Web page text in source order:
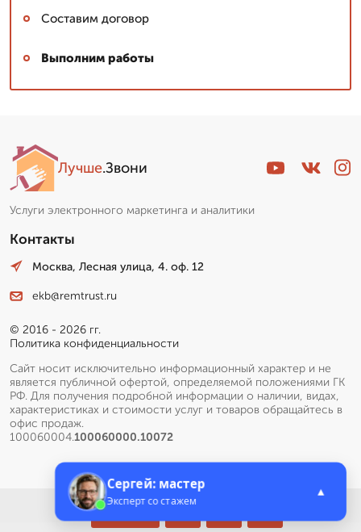
Составим договор
Выполним работы
Лучше.Звони
Услуги электронного маркетинга и аналитики
Контакты
Москва, Лесная улица, 4. оф. 12
ekb@remtrust.ru
© 2016 - 2026 гг.
Политика конфиденциальности
Сайт носит исключительно информационный характер и не
является публичной офертой, определяемой положениями ГК
РФ. Для получения подробной информации о наличии, видах,
характеристиках и стоимости услуг и товаров обращайтесь в
офис продаж.
100060004.100060000.10072
Меню
Сергей: мастер
Эксперт со стажем
▲